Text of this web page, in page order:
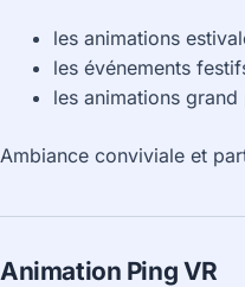
les animations
les événements
les animations grand
Ambiance conviviale et
Animation Ping VR